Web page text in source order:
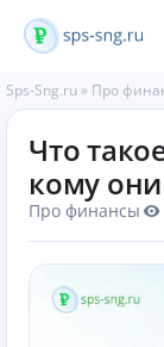
Sps-Sng.ru » Про
Что
кому
Про финансы